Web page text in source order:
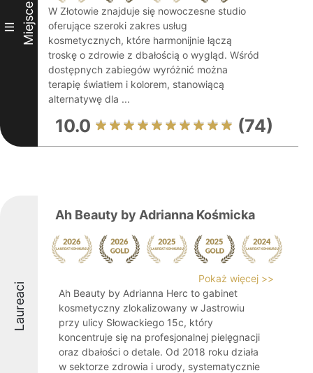
III Miejsce
W Złotowie znajduje się nowoczesne studio
oferujące szeroki zakres usług
kosmetycznych, które harmonijnie łączą
troskę o zdrowie z dbałością o wygląd. Wśród
dostępnych zabiegów wyróżnić można
terapię światłem i kolorem, stanowiącą
alternatywę dla ...
10.0 (74)
Laureaci
Ah Beauty by Adrianna Kośmicka
Pokaż więcej >>
Ah Beauty by Adrianna Herc to gabinet
kosmetyczny zlokalizowany w Jastrowiu
przy ulicy Słowackiego 15c, który
koncentruje się na profesjonalnej pielęgnacji
oraz dbałości o detale. Od 2018 roku działa
w sektorze zdrowia i urody, systematycznie